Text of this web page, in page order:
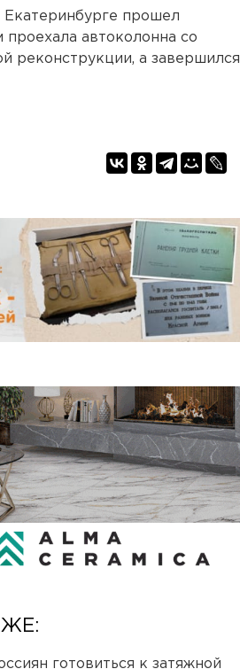
прошел
проехала автоколонна со
реконструкции, а завершился
готовиться к затяжной